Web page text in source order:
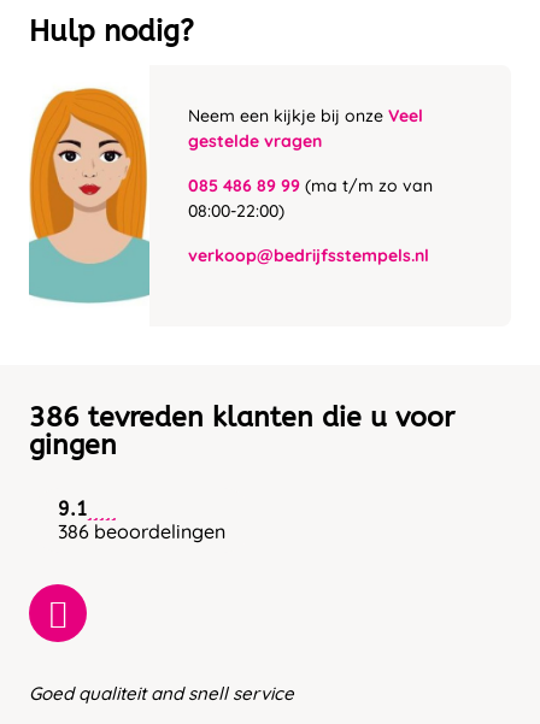
Hulp nodig?
Neem een kijkje bij onze Veel
gestelde vragen
085 486 89 99 (ma t/m zo van
08:00-22:00)
verkoop@bedrijfsstempels.nl
386 tevreden klanten die u voor
gingen
9.1
386 beoordelingen
Goed qualiteit and snell service